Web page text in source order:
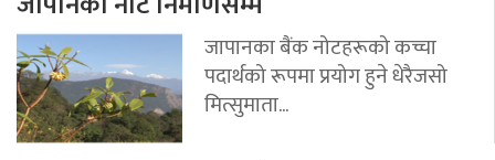
जापानका बैंक नोटहरूको कच्चा
पदार्थको रूपमा प्रयोग हुने धेरैजसो
मित्सुमाता...